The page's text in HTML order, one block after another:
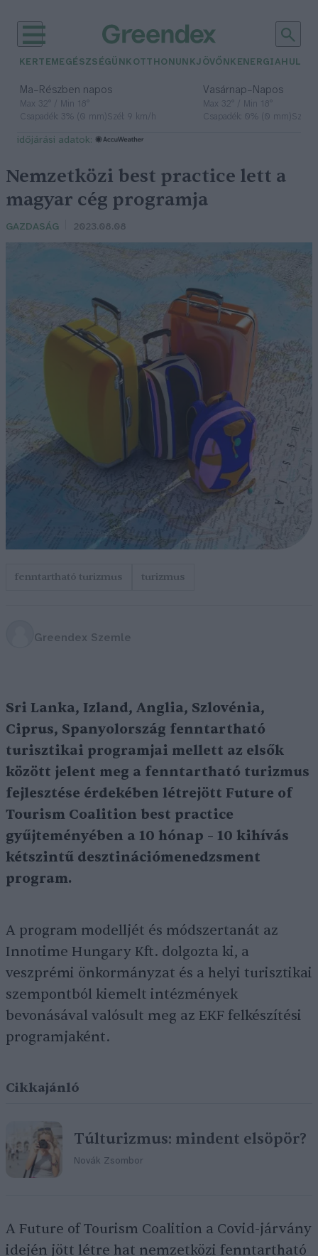
KERTEM EGÉSZSÉGÜNK OTTHONUNKJÖVŐNK ENERGIA
Ma– Részben napos
Max 32° / Min 18°
Csapadék: 3% (0 mm)Szél: 9 km/h
Vasárnap– Napos
Max 32° / Min 18°
Csapadék: 0% (0 mm)Szél:
időjárási adatok:
Nemzetközi best practice lett a
magyar cég programja
GAZDASÁG 2023.08.08
fenntartható turizmus turizmus
Greendex Szemle
Sri Lanka, Izland, Anglia, Szlovénia,
Ciprus, Spanyolország fenntartható
turisztikai programjai mellett az elsők
között jelent meg a fenntartható turizmus
fejlesztése érdekében létrejött Future of
Tourism Coalition best practice
gyűjteményében a 10 hónap – 10 kihívás
kétszintű desztinációmenedzsment
program.
A program modelljét és módszertanát az
Innotime Hungary Kft. dolgozta ki, a
veszprémi önkormányzat és a helyi turisztikai
szempontból kiemelt intézmények
bevonásával valósult meg az EKF felkészítési
programjaként.
Cikkajánló
Túlturizmus: mindent elsöpör?
Novák Zsombor
A Future of Tourism Coalition a Covid-járvány
idején jött létre hat nemzetközi fenntartható